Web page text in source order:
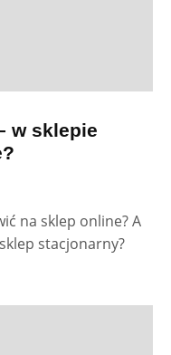
w sklepie
na sklep online? A
stacjonarny?